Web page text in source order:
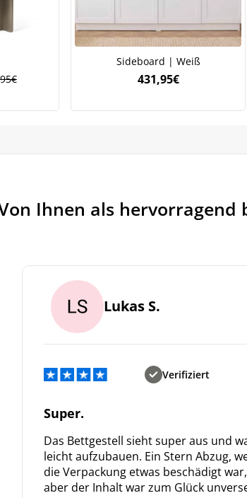
€
Sideboard | Weiß
431,95€
Ihnen als hervorragend
Lukas S.
Verifiziert
Super.
Das Bettgestell sieht super aus und
leicht aufzubauen. Ein Stern Abzug,
die Verpackung etwas beschädigt war,
aber der Inhalt war zum Glück